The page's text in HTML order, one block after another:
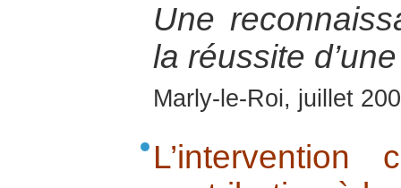
Une
la réussite
Marly-le-Roi, juillet